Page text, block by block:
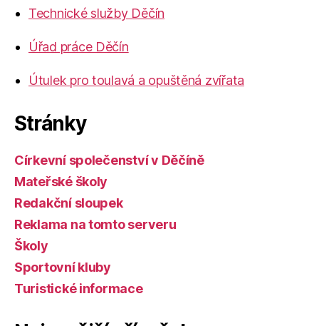
Technické služby Děčín
Úřad práce Děčín
Útulek pro toulavá a opuštěná zvířata
Stránky
Církevní společenství v Děčíně
Mateřské školy
Redakční sloupek
Reklama na tomto serveru
Školy
Sportovní kluby
Turistické informace